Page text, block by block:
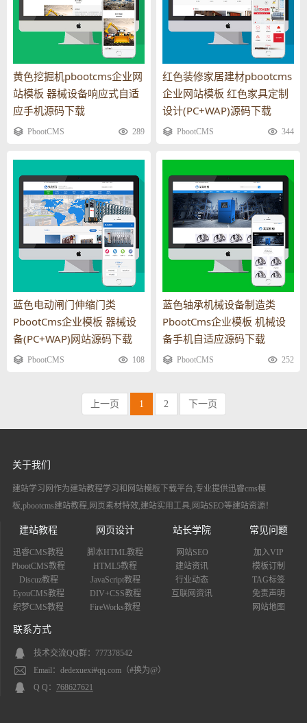
黄色挖掘机pbootcms企业网
站模板 器械设备响应式自适
应手机源码下载
PbootCMS 289
红色装修家居建材pbootcms
企业网站模板 红色家具定制
设计(PC+WAP)源码下载
PbootCMS 344
蓝色电动闸门伸缩门类
PbootCms企业模板 器械设
备(PC+WAP)网站源码下载
PbootCMS 108
蓝色轴承机械设备制造类
PbootCms企业模板 机械设
备手机自适应源码下载
PbootCMS 252
上一页 1 2 下一页
关于我们
建站学习网作为建站教程学习和网站模板下载平台,专业提供迅睿cms模
板,pbootcms建站教程,网页素材特效,建站实用工具,网站SEO等建站资源！
建站教程
迅睿CMS教程
PbootCMS教程
Discuz教程
EyouCMS教程
织梦CMS教程
网页设计
脚本HTML教程
HTML5教程
JavaScript教程
DIV+CSS教程
FireWorks教程
站长学院
网站SEO
建站资讯
行业动态
互联网资讯
常见问题
加入VIP
模板订制
TAG标签
免责声明
网站地图
联系方式
技术交流QQ群：777378542
Email：dedexuexi#qq.com（#换为@）
Q Q： 768627621